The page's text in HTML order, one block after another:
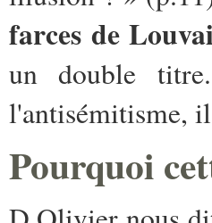
farces de
un double
l'antisémitisme,
Pourquoi